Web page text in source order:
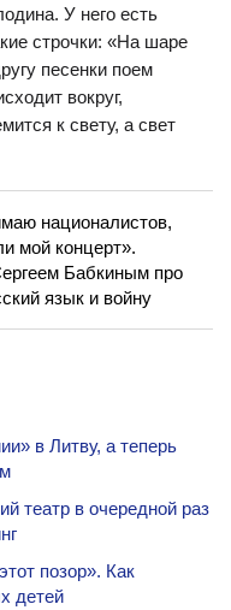
У него есть
строчки: «На шаре
песенки поем
вокруг,
к свету, а свет
националистов,
мой концерт».
Бабкиным про
язык и войну
в Литву, а теперь
театр в очередной раз
позор». Как
детей